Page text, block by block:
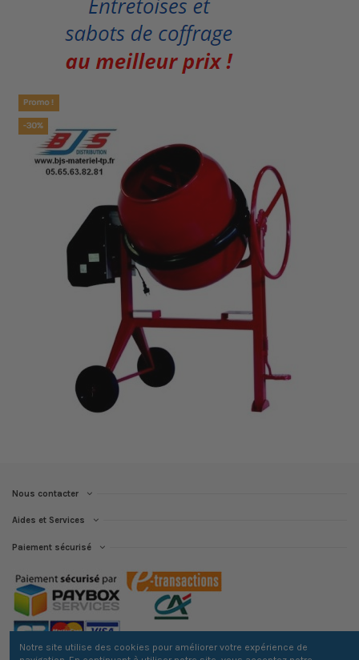
Nous contacter
Aides et Services
Paiement sécurisé
Notre site utilise des cookies pour améliorer votre expérience de